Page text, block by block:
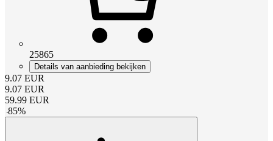
25865
Details van aanbieding bekijken
9.07 EUR
9.07 EUR
59.99 EUR
-85%